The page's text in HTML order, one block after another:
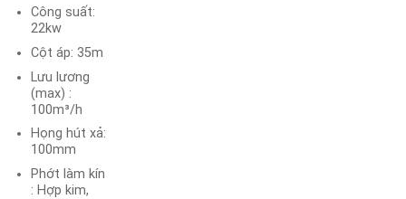
Công suất:
22kw
Cột áp: 35m
Lưu lương
(max) :
100m³/h
Họng hút xả:
100mm
Phớt làm kín
: Hợp kim,